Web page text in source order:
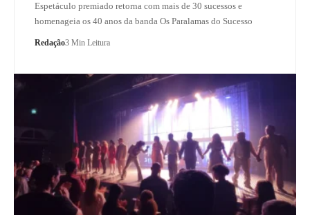
Espetáculo premiado retorna com mais de 30 sucessos e
homenageia os 40 anos da banda Os Paralamas do Sucesso
Redação3 Min Leitura